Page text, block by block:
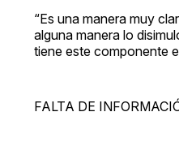
“Es una manera muy
alguna manera lo
tiene este componente
FALTA DE